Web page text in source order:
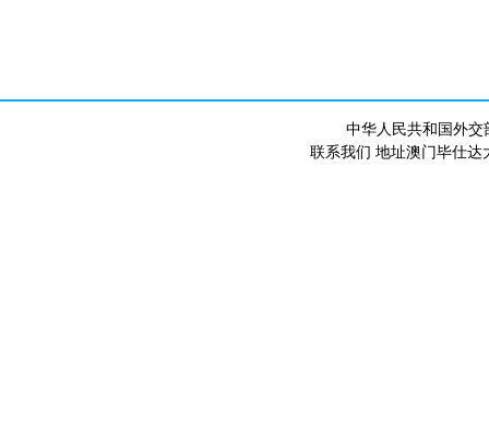
中华人民共和国外
联系我们 地址澳门毕仕